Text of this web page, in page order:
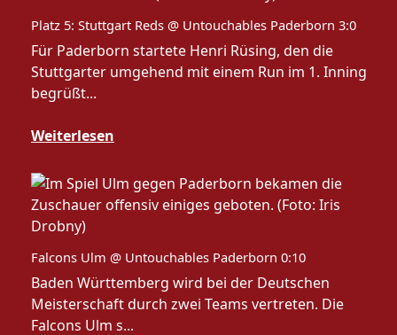
Platz 5: Stuttgart Reds @ Untouchables Paderborn 3:0
Für Paderborn startete Henri Rüsing, den die
Stuttgarter umgehend mit einem Run im 1. Inning
begrüßt...
Weiterlesen
Falcons Ulm @ Untouchables Paderborn 0:10
Baden Württemberg wird bei der Deutschen
Meisterschaft durch zwei Teams vertreten. Die
Falcons Ulm s...